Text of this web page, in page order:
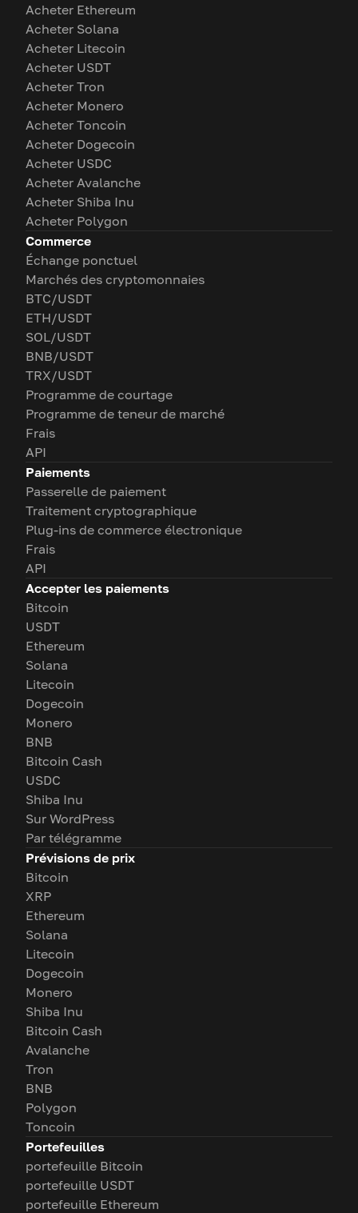
Acheter Ethereum
Acheter Solana
Acheter Litecoin
Acheter USDT
Acheter Tron
Acheter Monero
Acheter Toncoin
Acheter Dogecoin
Acheter USDC
Acheter Avalanche
Acheter Shiba Inu
Acheter Polygon
Commerce
Échange ponctuel
Marchés des cryptomonnaies
BTC/USDT
ETH/USDT
SOL/USDT
BNB/USDT
TRX/USDT
Programme de courtage
Programme de teneur de marché
Frais
API
Paiements
Passerelle de paiement
Traitement cryptographique
Plug-ins de commerce électronique
Frais
API
Accepter les paiements
Bitcoin
USDT
Ethereum
Solana
Litecoin
Dogecoin
Monero
BNB
Bitcoin Cash
USDC
Shiba Inu
Sur WordPress
Par télégramme
Prévisions de prix
Bitcoin
XRP
Ethereum
Solana
Litecoin
Dogecoin
Monero
Shiba Inu
Bitcoin Cash
Avalanche
Tron
BNB
Polygon
Toncoin
Portefeuilles
portefeuille Bitcoin
portefeuille USDT
portefeuille Ethereum